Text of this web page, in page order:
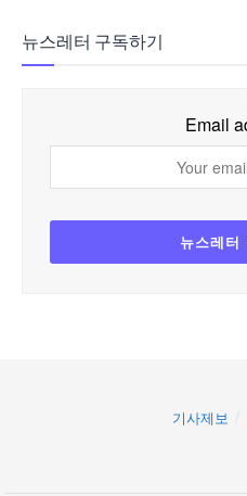
뉴스레터 구독하기
Email
기사제보